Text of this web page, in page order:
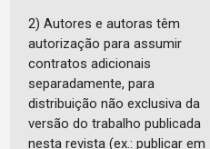
2) Autores e autoras têm
autorização para assumir
contratos adicionais
separadamente, para
distribuição não exclusiva da
versão do trabalho publicada
nesta revista (ex.: publicar em